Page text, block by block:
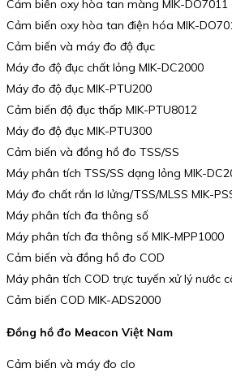
Cảm biến oxy hòa tan màng MIK-DO7011
Cảm biến oxy hòa tan điện hóa MIK-
Cảm biến và máy đo độ đục
Máy đo độ đục chất lỏng MIK-DC2000
Máy đo độ đục MIK-PTU200
Cảm biến độ đục thấp MIK-PTU8012
Máy đo độ đục MIK-PTU300
Cảm biến và đồng hồ đo TSS/SS
Máy phân tích TSS/SS dạng lỏng MIK-
Máy đo chất rắn lơ lửng/TSS/MLSS MIK-
Máy phân tích đa thông số
Máy phân tích đa thông số MIK-MPP1000
Cảm biến và đồng hồ đo COD
Máy phân tích COD trực tuyến xử lý nước
Cảm biến COD MIK-ADS2000
Đồng hồ đo Meacon Việt Nam
Cảm biến và máy đo clo